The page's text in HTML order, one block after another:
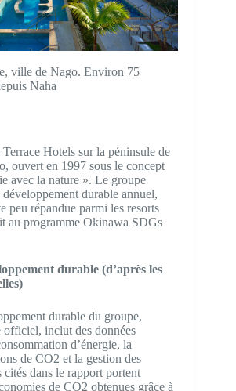
ville de Nago. Environ 75
Naha
Hotels sur la péninsule de
ouvert en 1997 sous le concept
avec la nature ». Le groupe
durable annuel,
peu répandue parmi les resorts
au programme Okinawa SDGs
durable (d’après les
durable du groupe,
officiel, inclut des données
d’énergie, la
de CO2 et la gestion des
dans le rapport portent
de CO2 obtenues grâce à